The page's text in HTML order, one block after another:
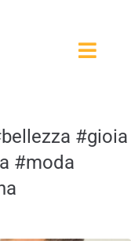
#gioia
#moda